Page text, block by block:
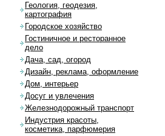
Геология, геодезия,
картография
Городское хозяйство
Гостиничное и ресторанное
дело
Дача, сад, огород
Дизайн, реклама, оформление
Дом, интерьер
Досуг и увлечения
Железнодорожный транспорт
Индустрия красоты,
косметика, парфюмерия